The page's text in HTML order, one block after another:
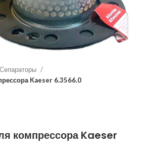
Сепараторы
Kaeser 6.3566.0
компрессора Kaeser